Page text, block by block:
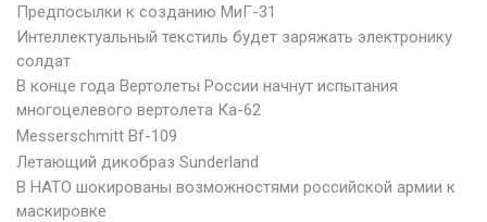
Предпосылки к созданию МиГ-31
Интеллектуальный текстиль будет заряжать электронику
солдат
В конце года Вертолеты России начнут испытания
многоцелевого вертолета Ка-62
Messerschmitt Bf-109
Летающий дикобраз Sunderland
В НАТО шокированы возможностями российской армии к
маскировке